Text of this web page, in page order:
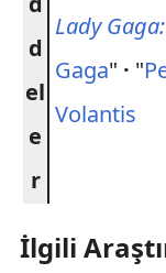
d
el
e
r
Lady
Gaga" · "
Volantis
İlgili